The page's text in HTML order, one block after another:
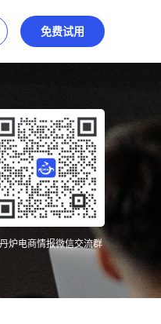
免费试用
炉电商情报微信交流群